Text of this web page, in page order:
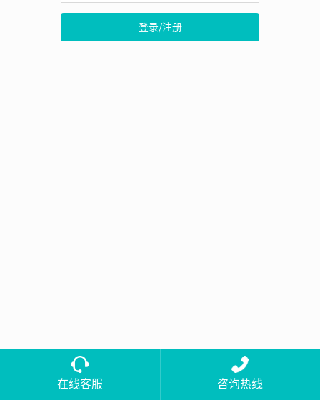
登录/注册
在线客服 咨询热线